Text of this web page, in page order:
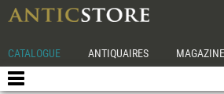
CATALOGUE ANTIQUAIRES MAGAZINE